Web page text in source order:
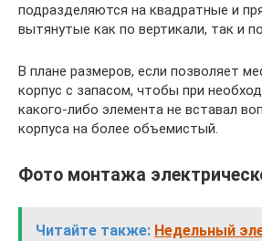
подразделяются на квадратные и
вытянутые как по вертикали, так и
В плане размеров, если позволяет
корпус с запасом, чтобы при
какого-либо элемента не вставал
корпуса на более объемистый.
Фото монтажа
Читайте также: Недельный